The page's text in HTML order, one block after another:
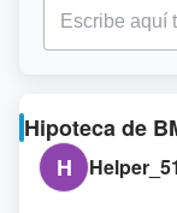
Hipoteca de
H